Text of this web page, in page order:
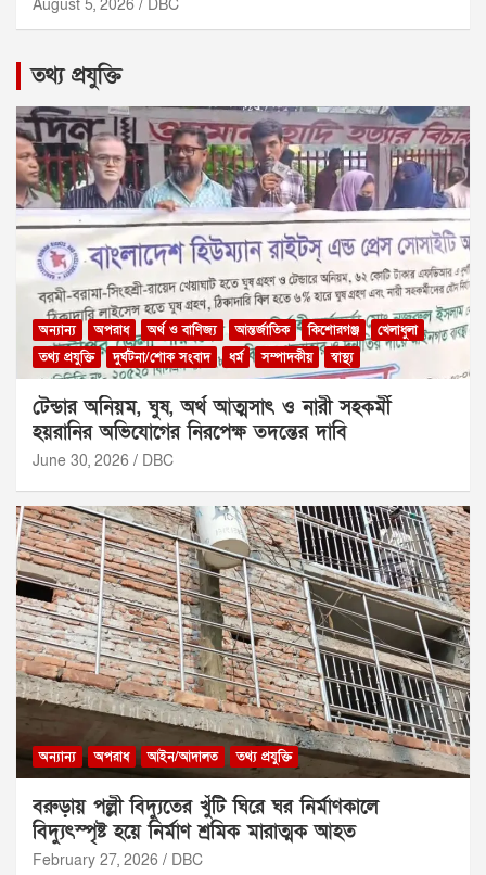
August 5, 2026 DBC
তথ্য প্রযুক্তি
অন্যান্য অপরাধ অর্থ ও বাণিজ্য আন্তর্জাতিক কিশোরগঞ্জ
খেলাধুলা
তথ্য প্রযুক্তি
দুর্ঘটনা/শোক সংবাদ ধর্ম সম্পাদকীয় স্বাস্থ্য
টেন্ডার অনিয়ম, ঘুষ, অর্থ আত্মসাৎ ও নারী সহকর্মী
হয়রানির অভিযোগের নিরপেক্ষ তদন্তের দাবি
June 30, 2026 DBC
অন্যান্য অপরাধ আইন/আদালত তথ্য প্রযুক্তি
বরুড়ায় পল্লী বিদ্যুতের খুঁটি ঘিরে ঘর নির্মাণকালে
বিদ্যুৎস্পৃষ্ট হয়ে নির্মাণ শ্রমিক মারাত্মক আহত
February 27, 2026 DBC